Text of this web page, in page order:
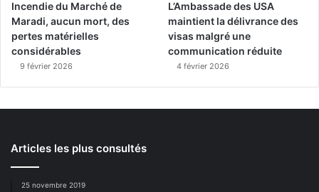
Incendie du Marché de
Maradi, aucun mort, des
pertes matérielles
considérables
9 février 2026
L’Ambassade des USA
maintient la délivrance des
visas malgré une
communication réduite
4 février 2026
Articles les plus consultés
25 novembre 2019